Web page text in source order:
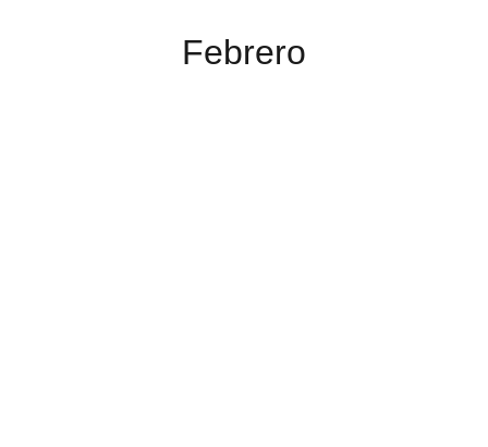
Febrero